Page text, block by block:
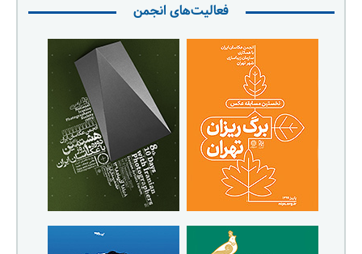
فعالیت‌های انجمن